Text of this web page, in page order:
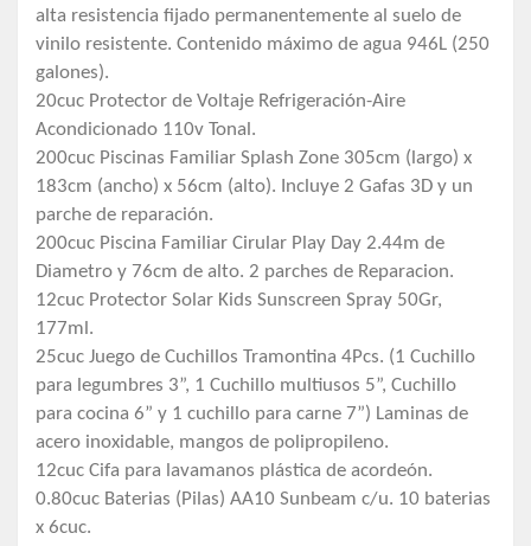
alta resistencia fijado permanentemente al suelo de
vinilo resistente. Contenido máximo de agua 946L (250
galones).
20cuc Protector de Voltaje Refrigeración-Aire
Acondicionado 110v Tonal.
200cuc Piscinas Familiar Splash Zone 305cm (largo) x
183cm (ancho) x 56cm (alto). Incluye 2 Gafas 3D y un
parche de reparación.
200cuc Piscina Familiar Cirular Play Day 2.44m de
Diametro y 76cm de alto. 2 parches de Reparacion.
12cuc Protector Solar Kids Sunscreen Spray 50Gr,
177ml.
25cuc Juego de Cuchillos Tramontina 4Pcs. (1 Cuchillo
para legumbres 3”, 1 Cuchillo multiusos 5”, Cuchillo
para cocina 6” y 1 cuchillo para carne 7”) Laminas de
acero inoxidable, mangos de polipropileno.
12cuc Cifa para lavamanos plástica de acordeón.
0.80cuc Baterias (Pilas) AA10 Sunbeam c/u. 10 baterias
x 6cuc.